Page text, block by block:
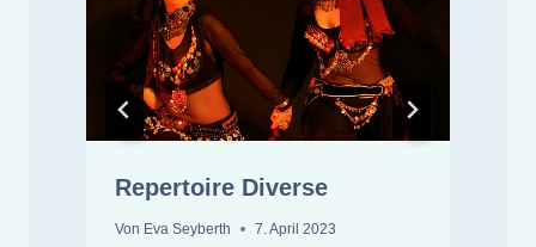
Repertoire Diverse
Von Eva Seyberth 7. April 2023